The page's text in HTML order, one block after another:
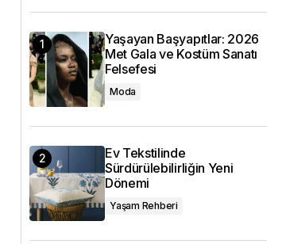
Yaşayan Başyapıtlar: 2026
Met Gala ve Kostüm Sanatı
Felsefesi
Moda
Ev Tekstilinde
Sürdürülebilirliğin Yeni
Dönemi
Yaşam Rehberi